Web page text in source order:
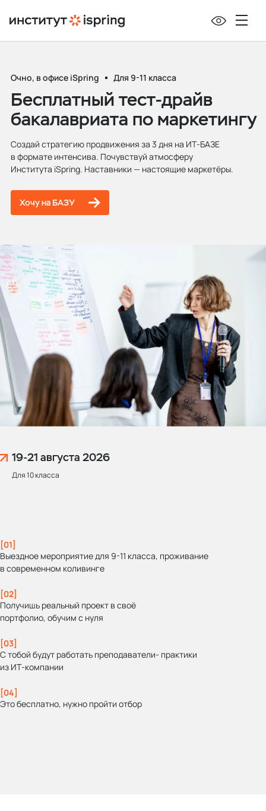
Очно, в офисе iSpring Для 9-11 класса
Бесплатный тест‑драйв
бакалавриата по маркетингу
Создай стратегию продвижения за 3 дня на ИТ‑БАЗЕ
в формате интенсива. Почувствуй атмосферу
Института iSpring. Наставники — настоящие маркетёры.
Хочу на БАЗУ
19-21 августа 2026
Для 10 класса
[01]
Выездное мероприятие для 9-11 класса, проживание
в современном коливинге
[02]
Получишь реальный проект в своё
портфолио, обучим с нуля
[03]
С тобой будут работать преподаватели- практики
из ИТ‑компании
[04]
Это бесплатно, нужно пройти отбор